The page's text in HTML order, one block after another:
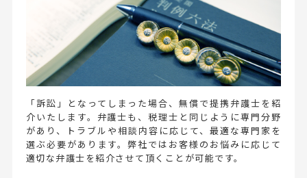
「訴訟」となってしまった場合、無償で提携弁護士を紹
介いたします。弁護士も、税理士と同じように専門分野
があり、トラブルや相談内容に応じて、最適な専門家を
選ぶ必要があります。弊社ではお客様のお悩みに応じて
適切な弁護士を紹介させて頂くことが可能です。